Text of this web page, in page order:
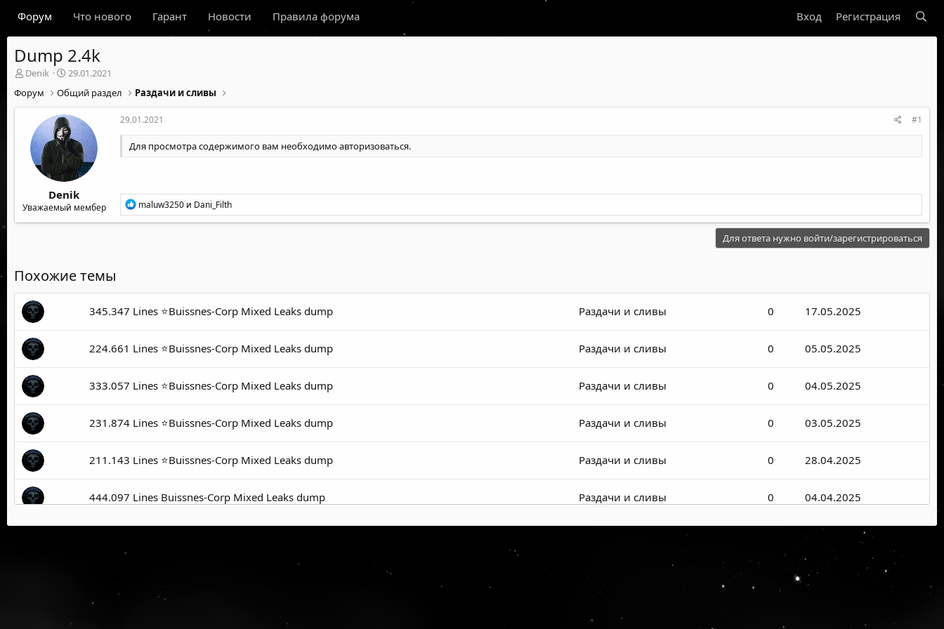
Форум Что нового Гарант Новости Правила форума Вход Регистрация
Dump 2.4k
А
т
о
м
Denik
Д
т
а
н
а
ч
а
а
29.01.2021
Форум
Общий раздел Раздачи и сливы
Denik
Уважаемый мембер
29.01.2021 #1
Для просмотра содержимого вам необходимоавторизоваться.
Р
е
а
maluw3250 и Dani_Filth
Для ответа нужно войти/зарегистрироваться
Похожие темы
345.347 Lines ⭐️Buissnes-Corp Mixed Leaks dump Раздачи и сливы 0 17.05.2025
224.661 Lines ⭐️Buissnes-Corp Mixed Leaks dump Раздачи и сливы 0 05.05.2025
333.057 Lines ⭐️Buissnes-Corp Mixed Leaks dump Раздачи и сливы 0 04.05.2025
231.874 Lines ⭐️Buissnes-Corp Mixed Leaks dump Раздачи и сливы 0 03.05.2025
211.143 Lines ⭐️Buissnes-Corp Mixed Leaks dump Раздачи и сливы 0 28.04.2025
444.097 Lines Buissnes-Corp Mixed Leaks dump Раздачи и сливы 0 04.04.2025
28.03.2025
21.03.2025
244.126 Lines Buissnes-Corp Mixed Leaks dump